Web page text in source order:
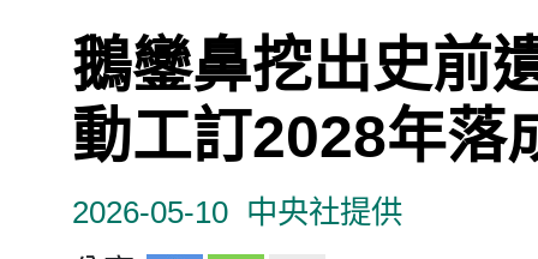
07:00 京劇女伶成為超級英雄
07:00 台中東興國小女籃芬
06:00 高流泰國音樂文化活
05:00
新加坡米其林在地高檔
05:00 萊德尼采城堡如皇冠
鵝鑾鼻挖出史前
動工訂2028年落
2026-05-10 中央社提供